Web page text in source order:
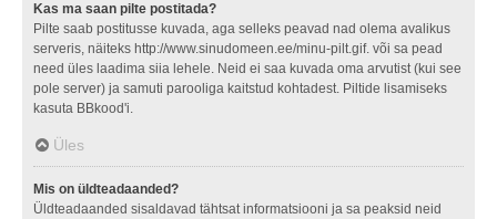
Kas ma saan pilte postitada?
Pilte saab postitusse kuvada, aga selleks peavad nad olema avalikus
serveris, näiteks http://www.sinudomeen.ee/minu-pilt.gif. või sa pead
need üles laadima siia lehele. Neid ei saa kuvada oma arvutist (kui see
pole server) ja samuti parooliga kaitstud kohtadest. Piltide lisamiseks
kasuta BBkood'i.
Üles
Mis on üldteadaanded?
Üldteadaanded sisaldavad tähtsat informatsiooni ja sa peaksid neid